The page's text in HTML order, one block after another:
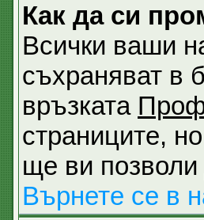
Как да си
Всички ваши
съхраняват в
връзката
страниците,
ще ви позволи
Върнете се в